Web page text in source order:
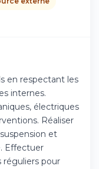
en respectant les
internes.
électriques
Réaliser
et
Effectuer
pour
Play